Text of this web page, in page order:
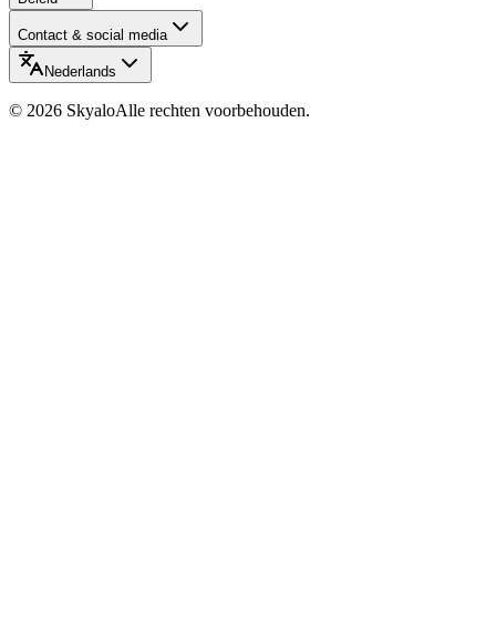
Contact & social media
Nederlands
© 2026 SkyaloAlle rechten voorbehouden.